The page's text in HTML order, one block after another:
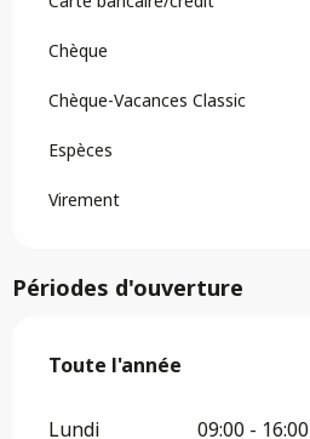
Chèque
Chèque-Vacances Classic
Espèces
Virement
Périodes d'ouverture
Toute l'année
Toute l'année
Lundi 09:00 - 16:00